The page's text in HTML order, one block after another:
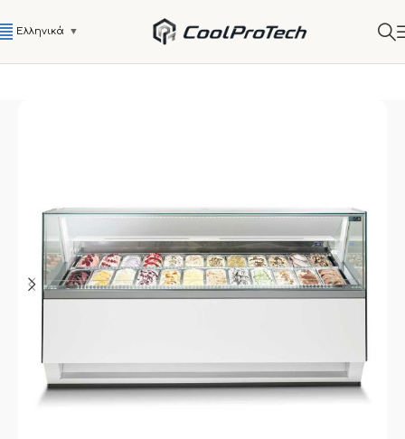
Ελληνικά ▼